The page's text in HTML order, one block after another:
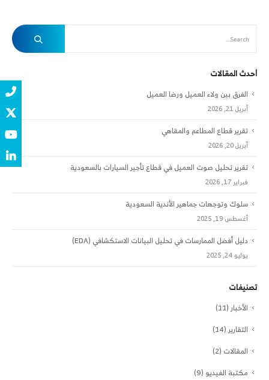
أحدث المقالات
الفرق بين ولاء العميل ورضا العميل
أبريل 21, 2026
تقرير قطاع المطاعم والمقاهي
أبريل 20, 2026
تقرير تحليل صوت العميل في قطاع تأجير السيارات بالسعودية
فبراير 17, 2026
سلوك وتوجهات جماهير الأندية السعودية
أغسطس 19, 2025
دليل أفضل الممارسات في تحليل البيانات الاستكشافي (EDA)
يوليو 24, 2025
تصنيفات
الأخبار(11)
التقارير(14)
المقالات (2)
مكتبة الفيديو (9)